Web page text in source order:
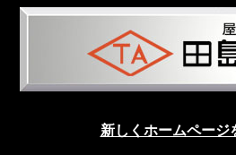
新しくホームページ